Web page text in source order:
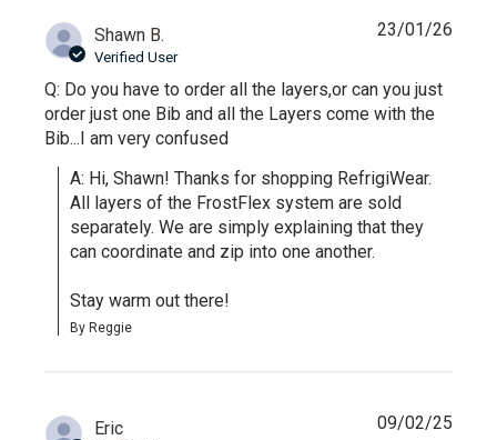
Shawn B.
Verified User
Q: Do you have to order all the layers,or can you just
order just one Bib and all the Layers come with the
Bib...I am very confused
A: Hi, Shawn! Thanks for shopping RefrigiWear.
All layers of the FrostFlex system are sold
separately. We are simply explaining that they
can coordinate and zip into one another.
Stay warm out there!
By Reggie
23/01/26
Eric 09/02/25